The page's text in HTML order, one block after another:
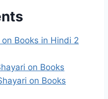
Books in Hindi 2
on Books
on Books